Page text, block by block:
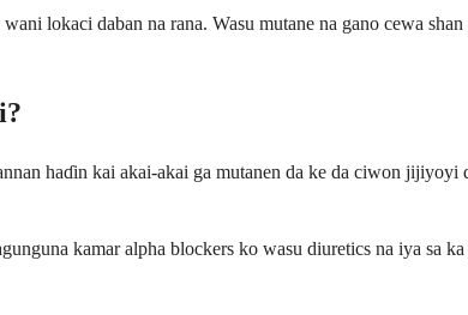
lokaci daban na rana. Wasu mutane na gano cewa
haɗin kai akai-akai ga mutanen da ke da ciwon jijiyoyi
kamar alpha blockers ko wasu diuretics na iya sa